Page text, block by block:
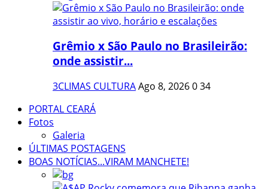
Grêmio x São Paulo no Brasileirão:
onde assistir...
3CLIMAS CULTURAAgo 8, 2026034
PORTAL CEARÁ
Fotos
Galeria
ÚLTIMAS POSTAGENS
BOAS NOTÍCIAS...VIRAM MANCHETE!